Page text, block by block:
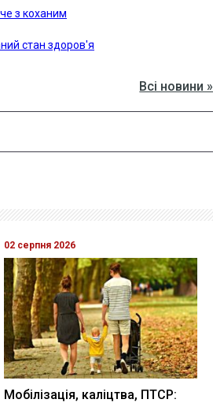
з коханим
стан здоров'я
Всі новини »
02 серпня 2026
Мобілізація, каліцтва, ПТСР: